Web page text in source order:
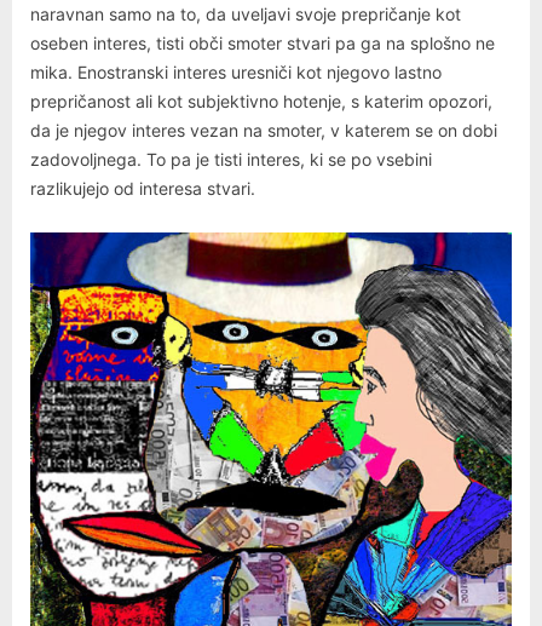
naravnan samo na to, da uveljavi svoje prepričanje kot
oseben interes, tisti obči smoter stvari pa ga na splošno ne
mika. Enostranski interes uresniči kot njegovo lastno
prepričanost ali kot subjektivno hotenje, s katerim opozori,
da je njegov interes vezan na smoter, v katerem se on dobi
zadovoljnega. To pa je tisti interes, ki se po vsebini
razlikujejo od interesa stvari.